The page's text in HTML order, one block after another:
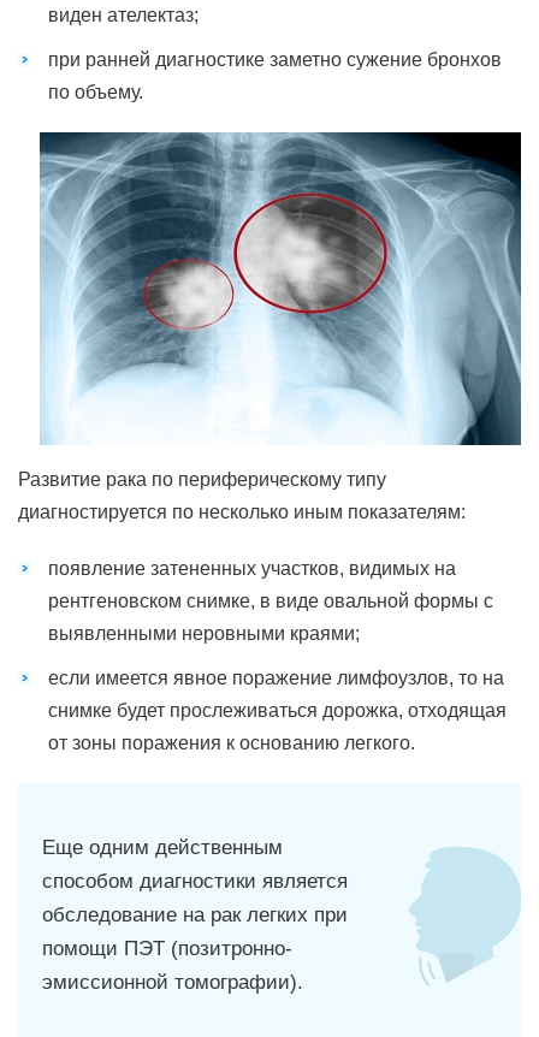
виден ателектаз;
при ранней диагностике заметно сужение бронхов
по объему.
Развитие рака по периферическому типу
диагностируется по несколько иным показателям:
появление затененных участков, видимых на
рентгеновском снимке, в виде овальной формы с
выявленными неровными краями;
если имеется явное поражение лимфоузлов, то на
снимке будет прослеживаться дорожка, отходящая
от зоны поражения к основанию легкого.
Еще одним действенным
способом диагностики является
обследование на рак легких при
помощи ПЭТ (позитронно-
эмиссионной томографии).